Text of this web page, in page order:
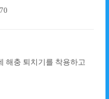
해충 퇴치기를 착용하고